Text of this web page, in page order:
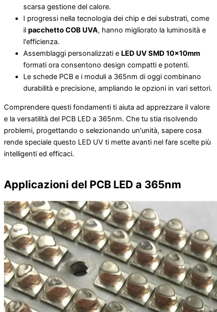
scarsa gestione del calore.
I progressi nella tecnologia dei chip e dei substrati, come
il pacchetto COB UVA, hanno migliorato la luminosità e
l'efficienza.
Assemblaggi personalizzati e LED UV SMD 10x10mm
formati ora consentono design compatti e potenti.
Le schede PCB e i moduli a 365nm di oggi combinano
durabilità e precisione, ampliando le opzioni in vari settori.
Comprendere questi fondamenti ti aiuta ad apprezzare il valore
e la versatilità del PCB LED a 365nm. Che tu stia risolvendo
problemi, progettando o selezionando un'unità, sapere cosa
rende speciale questo LED UV ti mette avanti nel fare scelte più
intelligenti ed efficaci.
Applicazioni del PCB LED a 365nm